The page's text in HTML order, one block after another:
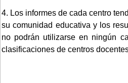
4. Los informes de cada centro
su comunidad educativa y los
no podrán utilizarse en ningún
clasificaciones de centros